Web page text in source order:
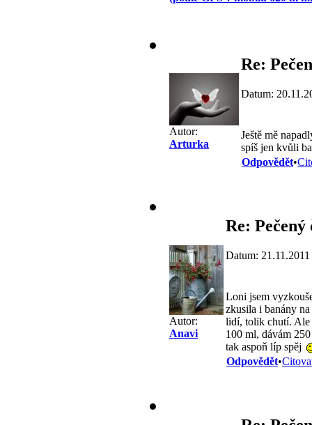
Autor:
Arturka
Re:
Datum:
Ještě mě
spíš jen kvůli
Odpovědět•
Autor:
Anavi
Re: Pečený
Datum:
Loni jsem
zkusila i banány
lidí, tolik chutí. Ale
100 ml, dávám
tak aspoň líp spěj
Odpovědět•